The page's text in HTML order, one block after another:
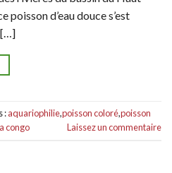
d’eau douce s’est
[…]
:aquariophilie,poisson coloré,poisson
congo Laissez un commentaire